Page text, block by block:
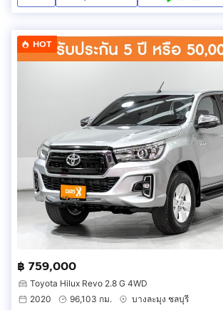
HOT
฿ 759,000
Toyota Hilux Revo 2.8 G 4WD
2020
96,103 กม.
บางละมุง ชลบุรี